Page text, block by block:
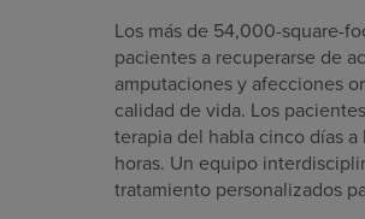
Los más de 54,000-square-
pacientes a recuperarse de
amputaciones y afecciones
calidad de vida. Los
terapia del habla cinco días
horas. Un equipo
tratamiento personalizados